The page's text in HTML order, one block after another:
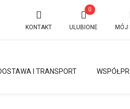
KONTAKT
0
ULUBIONE MÓJ
I TRANSPORT